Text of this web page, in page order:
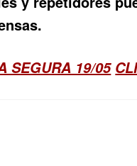
SEGURA 19/05